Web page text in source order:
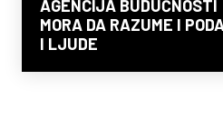
AGENCIJA BUDUĆNOSTI
MORA DA RAZUME I
I LJUDE